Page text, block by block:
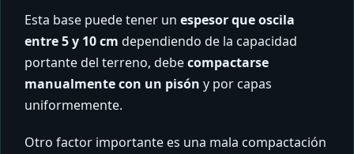
Esta base puede tener un espesor que oscila
entre 5 y 10 cm dependiendo de la capacidad
portante del terreno, debecompactarse
manualmente con un pisón y por capas
uniformemente.
Otro factor importante es una mala compactación